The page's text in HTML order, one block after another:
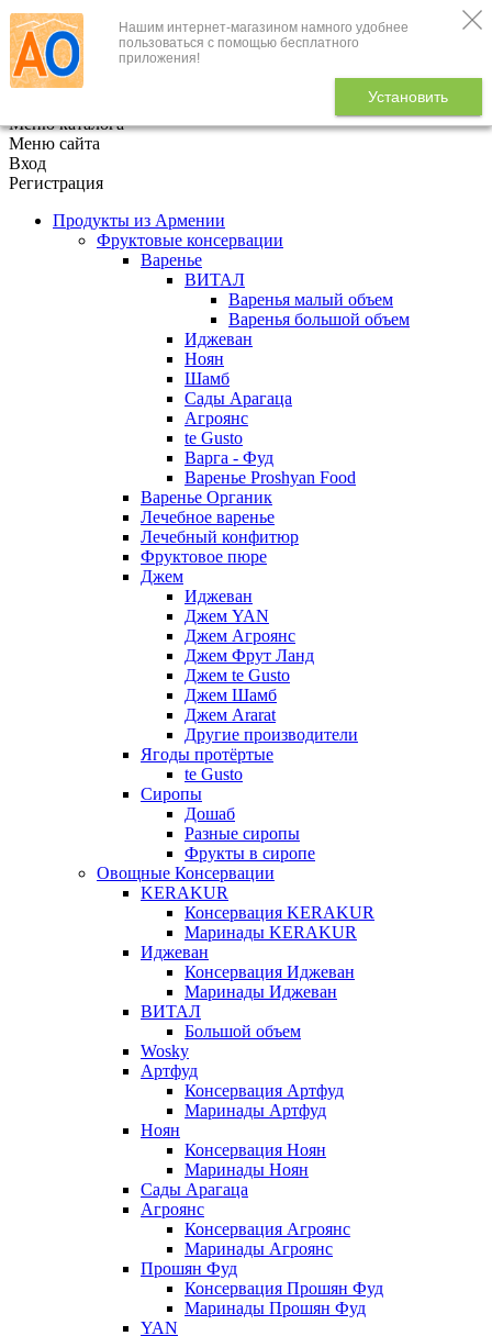
Нашим интернет-магазином намного удобнее
пользоваться с помощью бесплатного
приложения!
Установить
+7 (495) 646-888-1
В корзине
Меню каталога
Меню сайта
Вход
Регистрация
Продукты из Армении
Фруктовые консервации
Варенье
ВИТАЛ
Варенья малый объем
Варенья большой объем
Иджеван
Ноян
Шамб
Сады Арагаца
Агроянс
te Gusto
Варга - Фуд
Варенье Proshyan Food
Варенье Органик
Лечебное варенье
Лечебный конфитюр
Фруктовое пюре
Джем
Иджеван
Джем YAN
Джем Агроянс
Джем Фрут Ланд
Джем te Gusto
Джем Шамб
Джем Ararat
Другие производители
Ягоды протёртые
te Gusto
Сиропы
Дошаб
Разные сиропы
Фрукты в сиропе
Овощные Консервации
KERAKUR
Консервация KERAKUR
Маринады KERAKUR
Иджеван
Консервация Иджеван
Маринады Иджеван
ВИТАЛ
Большой объем
Wosky
Артфуд
Консервация Артфуд
Маринады Артфуд
Ноян
Консервация Ноян
Маринады Ноян
Сады Арагаца
Агроянс
Консервация Агроянс
Маринады Агроянс
Прошян Фуд
Консервация Прошян Фуд
Маринады Прошян Фуд
YAN